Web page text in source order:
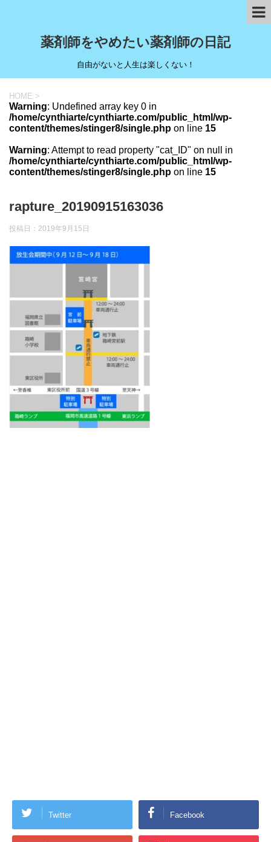
薬剤師をやめたい薬剤師の日記
自由がないと人生は楽しくない！
HOME >
Warning: Undefined array key 0 in
/home/cynthiarte/cynthiarte.com/public_html/wp-
content/themes/stinger8/single.php on line 15
Warning: Attempt to read property "cat_ID" on null in
/home/cynthiarte/cynthiarte.com/public_html/wp-
content/themes/stinger8/single.php on line 15
rapture_20190915163036
投稿日： 2019年9月15日
Twitter Facebook